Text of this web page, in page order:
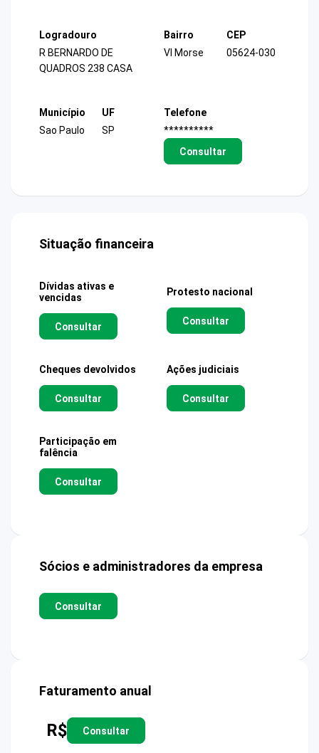
Logradouro
R BERNARDO DE
QUADROS 238 CASA
Bairro
Vl Morse
CEP
05624-030
Município
Sao Paulo
UF
SP
Telefone
**********
Consultar
Situação financeira
Dívidas ativas e
vencidas
Consultar
Protesto nacional
Consultar
Cheques devolvidos
Consultar
Ações judiciais
Consultar
Participação em
falência
Consultar
Sócios e administradores da empresa
Consultar
Faturamento anual
R$ Consultar